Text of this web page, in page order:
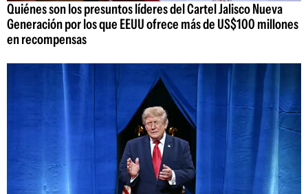
Quiénes son los presuntos líderes del Cartel Jalisco Nueva
Generación por los que EEUU ofrece más de US$100 millones
en recompensas